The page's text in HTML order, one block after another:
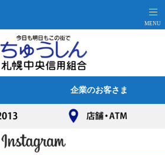
企業のお客さま